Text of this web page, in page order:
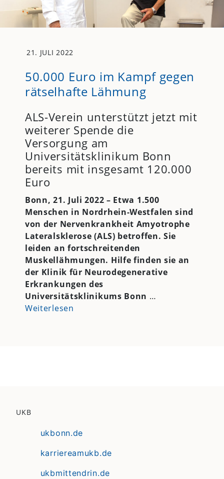
21. JULI 2022
50.000 Euro im Kampf gegen
rätselhafte Lähmung
ALS-Verein unterstützt jetzt mit
weiterer Spende die
Versorgung am
Universitätsklinikum Bonn
bereits mit insgesamt 120.000
Euro
Bonn, 21. Juli 2022 – Etwa 1.500
Menschen in Nordrhein-Westfalen sind
von der Nervenkrankheit Amyotrophe
Lateralsklerose (ALS) betroffen. Sie
leiden an fortschreitenden
Muskellähmungen. Hilfe finden sie an
der Klinik für Neurodegenerative
Erkrankungen des
Universitätsklinikums Bonn …
Weiterlesen
UKB
ukbonn.de
karriereamukb.de
ukbmittendrin.de